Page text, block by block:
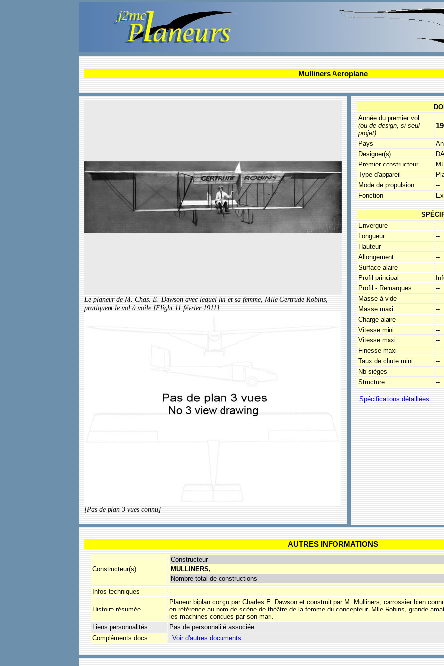
Mulliners Aeroplane
Année du premier vol
(ou de design, si seul
projet)
Pays
Designer(s)
Premier constructeur
Type d'appareil
Mode de propulsion
--
Fonction
Envergure
--
Longueur
--
Hauteur
--
Allongement
--
Surface alaire
--
Profil principal
Profil - Remarques
--
Masse à vide
--
Masse maxi
--
Charge alaire
--
Vitesse mini
--
Vitesse maxi
--
Finesse maxi
Taux de chute mini
--
Nb sièges
--
Structure
--
Le planeur de M. Chas. E. Dawson avec lequel lui et sa femme, Mlle Gertrude Robins,
pratiquent le vol à voile [Flight 11 février 1911]
[Pas de plan 3 vues connu]
AUTRES INFORMATIONS
Constructeur(s)
Constructeur
MULLINERS,
Nombre total de constructions
Infos techniques
--
Histoire résumée
Planeur biplan conçu par Charles E. Dawson et construit par M. Mulliners, carrossier bien
en référence au nom de scène de théâtre de la femme du concepteur. Mlle Robins, grande
les machines conçues par son mari.
Liens personnalités
Pas de personnalité associée
Compléments docs